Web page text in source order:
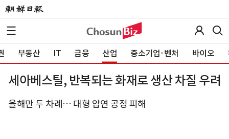
부동산 IT 금융 산업 중소기업·벤처 바이오
세아베스틸, 반복되는 화재로 생산 차질 우려
올해만 두 차례… 대형 압연 공정 피해